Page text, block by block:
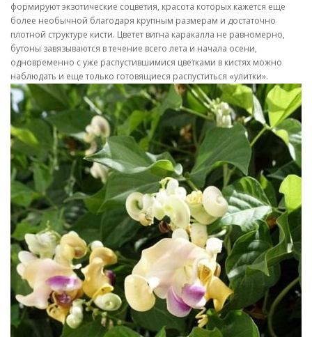
формируют экзотические соцветия, красота которых кажется еще
более необычной благодаря крупным размерам и достаточно
плотной структуре кисти. Цветет вигна каракалла не равномерно,
бутоны завязываются в течение всего лета и начала осени,
одновременно с уже распустившимися цветками в кистях можно
наблюдать и еще только готовящиеся распуститься «улитки».